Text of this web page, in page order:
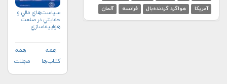
آمریکا
هواگرد گردنده‌بال فرانسه آلمان
سياست‌هاي مالي و
حمايتي در صنعت
هواپيماسازي
همه
کتاب‌ها
همه
مجلات